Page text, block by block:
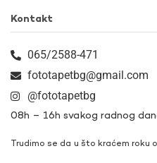
Kontakt
065/2588-471
fototapetbg@gmail.com
@fototapetbg
08h – 16h svakog radnog
Trudimo se da u što kraćem roku